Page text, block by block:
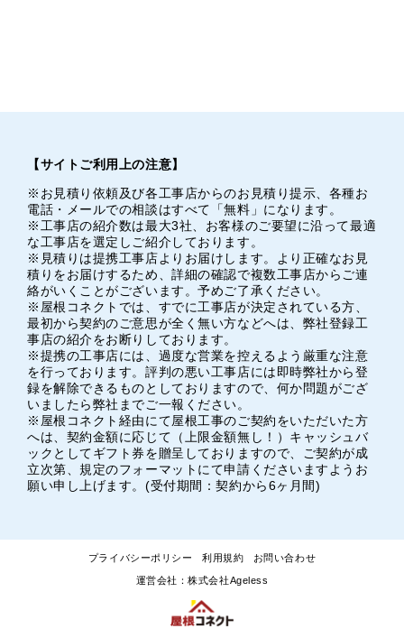
【サイトご利用上の注意】
※お見積り依頼及び各工事店からのお見積り提示、各種お
電話・メールでの相談はすべて「無料」になります。
※工事店の紹介数は最大3社、お客様のご要望に沿って最適
な工事店を選定しご紹介しております。
※見積りは提携工事店よりお届けします。より正確なお見
積りをお届けするため、詳細の確認で複数工事店からご連
絡がいくことがございます。予めご了承ください。
※屋根コネクトでは、すでに工事店が決定されている方、
最初から契約のご意思が全く無い方などへは、弊社登録工
事店の紹介をお断りしております。
※提携の工事店には、過度な営業を控えるよう厳重な注意
を行っております。評判の悪い工事店には即時弊社から登
録を解除できるものとしておりますので、何か問題がござ
いましたら弊社までご一報ください。
※屋根コネクト経由にて屋根工事のご契約をいただいた方
へは、契約金額に応じて（上限金額無し！）キャッシュバ
ックとしてギフト券を贈呈しておりますので、ご契約が成
立次第、規定のフォーマットにて申請くださいますようお
願い申し上げます。(受付期間：契約から6ヶ月間)
プライバシーポリシー 利用規約 お問い合わせ
運営会社：株式会社Ageless